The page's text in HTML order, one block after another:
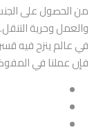
من الحصول على
والعمل وحرية التنقل.
في عالم ينزح فيه
فإن عملنا في